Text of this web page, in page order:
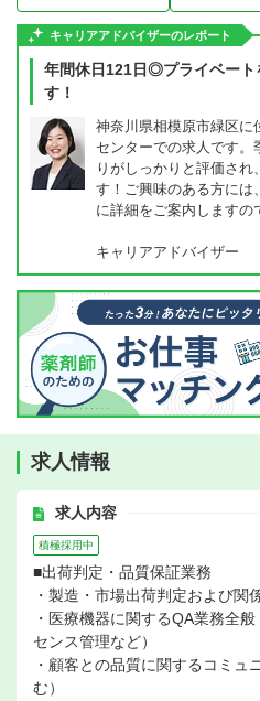
キャリアアドバイザーのレポート
年間休日121日◎プライベート
す！
神奈川県相模原市緑区に
センターでの求人です
りがしっかりと評価され
す！ご興味のある方には
に詳細をご案内しますの
キャリアアドバイザー
求人情報
求人内容
積極採用中
■出荷判定・品質保証業務
・製造・市場出荷判定および関
・医療機器に関するQA業務全
センス管理など）
・顧客との品質に関するコミュ
む）